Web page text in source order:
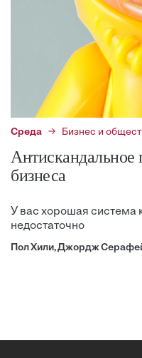
Среда Бизнес и
Антискандальное
бизнеса
У вас хорошая система
недостаточно
Пол Хили, Джордж